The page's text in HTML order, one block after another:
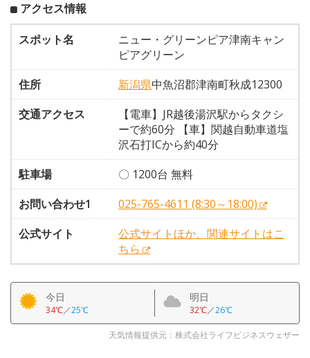
アクセス情報
スポット名
ニュー・グリーンピア津南キャン
ピアグリーン
住所
新潟県中魚沼郡津南町秋成12300
交通アクセス
【電車】JR越後湯沢駅からタクシ
ーで約60分 【車】関越自動車道塩
沢石打ICから約40分
駐車場
〇 1200台 無料
お問い合わせ1
025-765-4611 (8:30～18:00)
公式サイト
公式サイトほか、関連サイトはこ
ちら
今日
34℃／25℃
明日
32℃／26℃
天気情報提供元：株式会社ライフビジネスウェザー